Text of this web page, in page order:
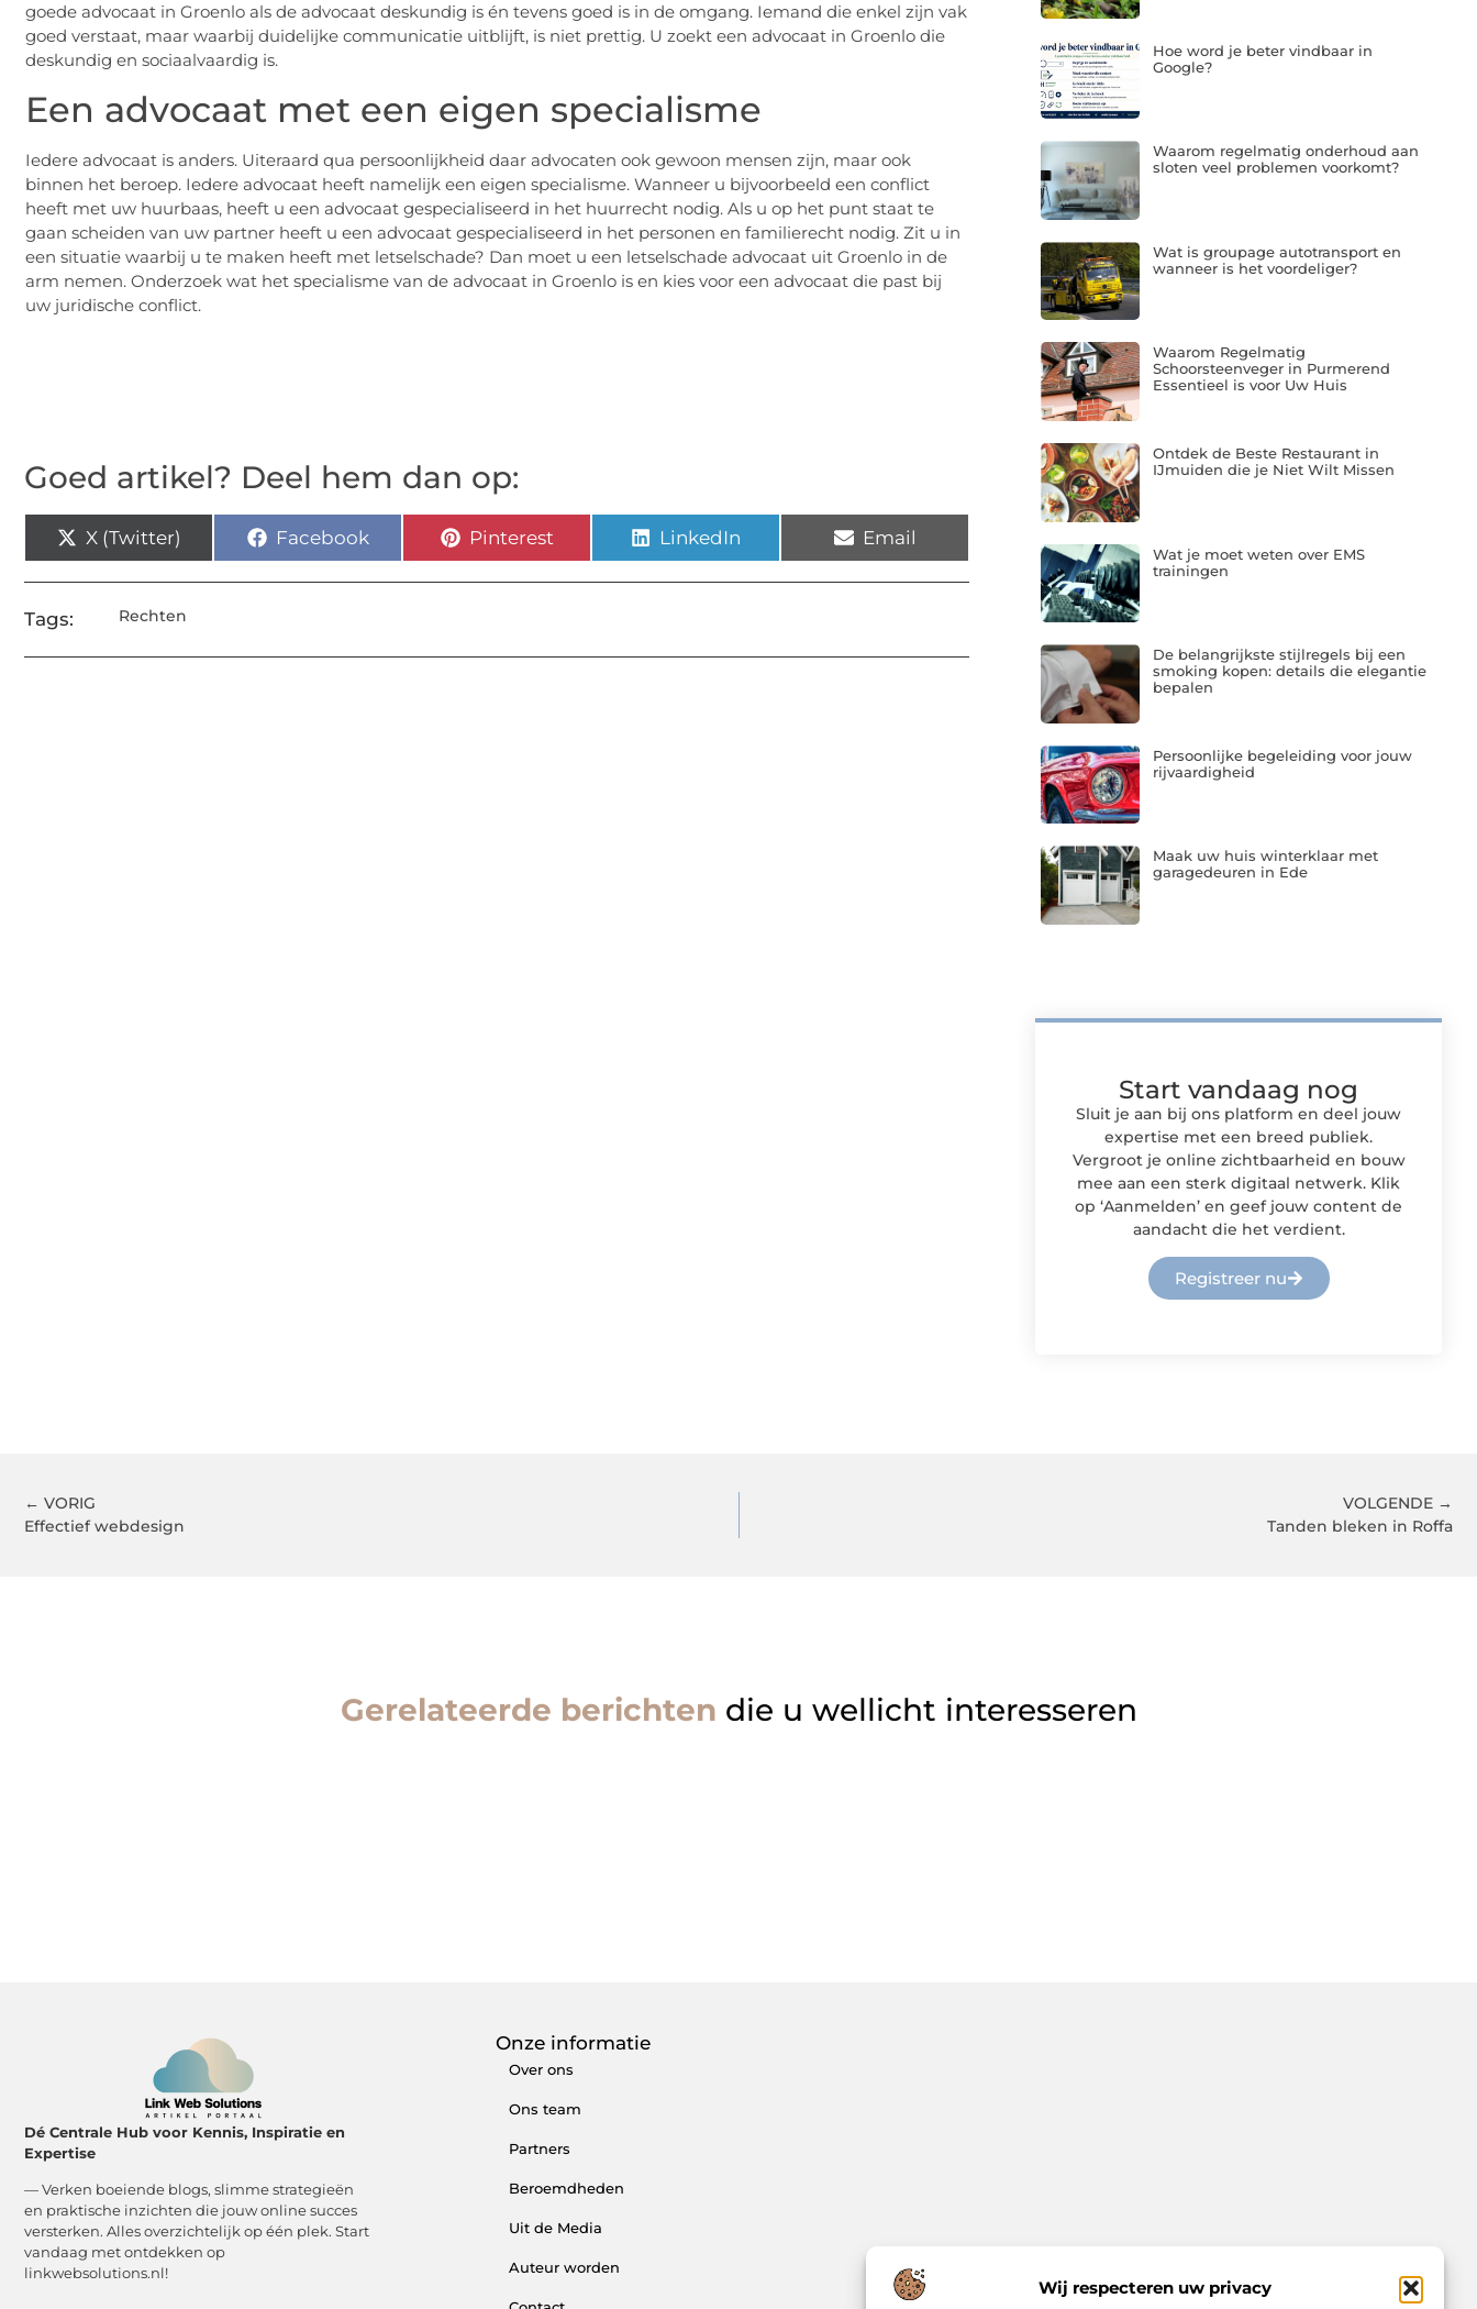
Wij respecteren uw privacy
goede advocaat in Groenlo als de advocaat deskundig is én tevens goed is in de omgang. Iemand die enkel zijn vak
goed verstaat, maar waarbij duidelijke communicatie uitblijft, is niet prettig. U zoekt een advocaat in Groenlo die
deskundig en sociaalvaardig is.
Een advocaat met een eigen specialisme
Iedere advocaat is anders. Uiteraard qua persoonlijkheid daar advocaten ook gewoon mensen zijn, maar ook
binnen het beroep. Iedere advocaat heeft namelijk een eigen specialisme. Wanneer u bijvoorbeeld een conflict
heeft met uw huurbaas, heeft u een advocaat gespecialiseerd in het huurrecht nodig. Als u op het punt staat te
gaan scheiden van uw partner heeft u een advocaat gespecialiseerd in het personen en familierecht nodig. Zit u in
een situatie waarbij u te maken heeft met letselschade? Dan moet u een letselschade advocaat uit Groenlo in de
arm nemen. Onderzoek wat het specialisme van de advocaat in Groenlo is en kies voor een advocaat die past bij
uw juridische conflict.
Goed artikel? Deel hem dan op:
X (Twitter) Facebook Pinterest LinkedIn Email
Tags: Rechten
Hoe word je beter vindbaar in
Google?
Waarom regelmatig onderhoud aan
sloten veel problemen voorkomt?
Wat is groupage autotransport en
wanneer is het voordeliger?
Waarom Regelmatig
Schoorsteenveger in Purmerend
Essentieel is voor Uw Huis
Ontdek de Beste Restaurant in
IJmuiden die je Niet Wilt Missen
Wat je moet weten over EMS
trainingen
De belangrijkste stijlregels bij een
smoking kopen: details die elegantie
bepalen
Persoonlijke begeleiding voor jouw
rijvaardigheid
Maak uw huis winterklaar met
garagedeuren in Ede
Start vandaag nog
Sluit je aan bij ons platform en deel jouw
expertise met een breed publiek.
Vergroot je online zichtbaarheid en bouw
mee aan een sterk digitaal netwerk. Klik
op ‘Aanmelden’ en geef jouw content de
aandacht die het verdient.
Registreer nu
← VORIG
Effectief webdesign
VOLGENDE →
Tanden bleken in Roffa
Gerelateerde berichten die u wellicht interesseren
Dé Centrale Hub voor Kennis, Inspiratie en
Expertise
— Verken boeiende blogs, slimme strategieën
en praktische inzichten die jouw online succes
versterken. Alles overzichtelijk op één plek. Start
vandaag met ontdekken op
linkwebsolutions.nl!
Onze informatie
Over ons
Ons team
Partners
Beroemdheden
Uit de Media
Auteur worden